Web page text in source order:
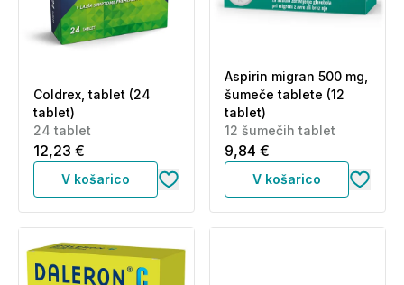
Coldrex, tablet (24
tablet)
24 tablet
12,23 €
V košarico
Aspirin migran 500 mg,
šumeče tablete (12
tablet)
12 šumečih tablet
9,84 €
V košarico